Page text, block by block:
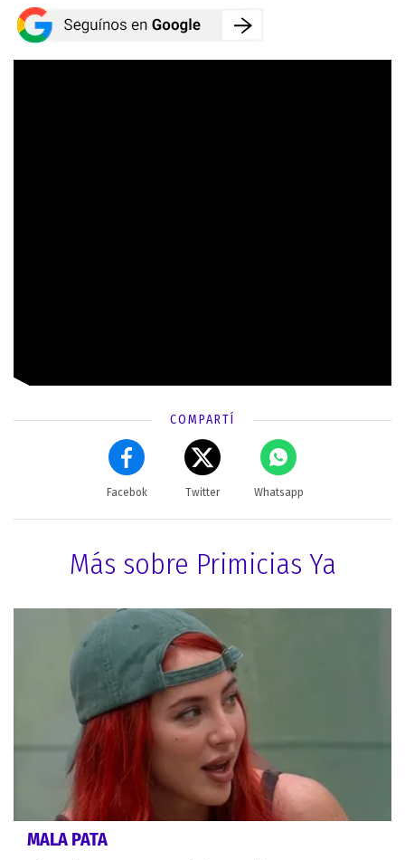
COMPARTÍ
Facebok Twitter Whatsapp
Más sobre Primicias Ya
MALA PATA